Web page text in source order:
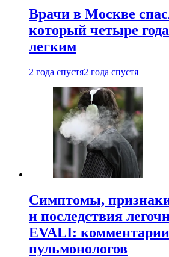
Врачи в Москве
который четыре
легким
2 года спустя2 года спустя
Симптомы,
и последствия
EVALI:
пульмонологов